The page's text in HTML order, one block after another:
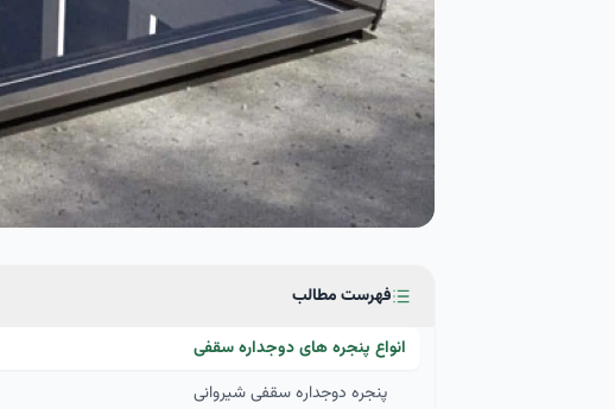
فهرست مطالب
انواع پنجره های دوجداره سقفی
پنجره دوجداره سقفی شیروانی